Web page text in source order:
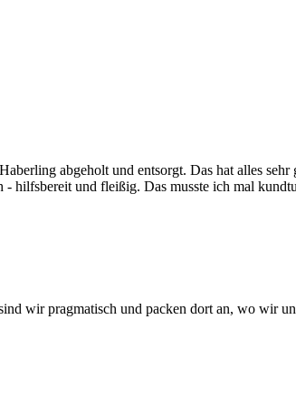
abgeholt und entsorgt. Das hat alles
hilfsbereit und fleißig. Das musste ich mal
wir pragmatisch und packen dort an, wo wir